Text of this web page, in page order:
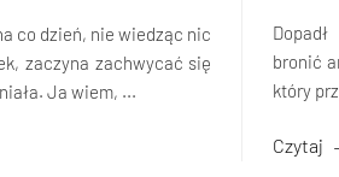
co dzień, nie wiedząc nic
zaczyna zachwycać się
Ja wiem, ...
bronić
który
Czytaj